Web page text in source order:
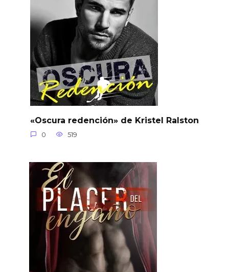
«Oscura redención» de Kristel Ralston
0 519